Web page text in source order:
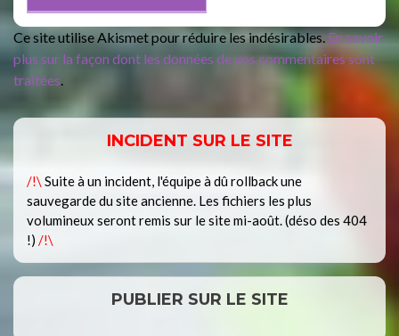
Ce site utilise Akismet pour réduire les indésirables.En savoir
plus sur la façon dont les données de vos commentaires sont
traitées.
INCIDENT SUR LE SITE
/!\ Suite à un incident, l'équipe à dû rollback une
sauvegarde du site ancienne. Les fichiers les plus
volumineux seront remis sur le site mi-août. (déso des 404
!) /!\
PUBLIER SUR LE SITE